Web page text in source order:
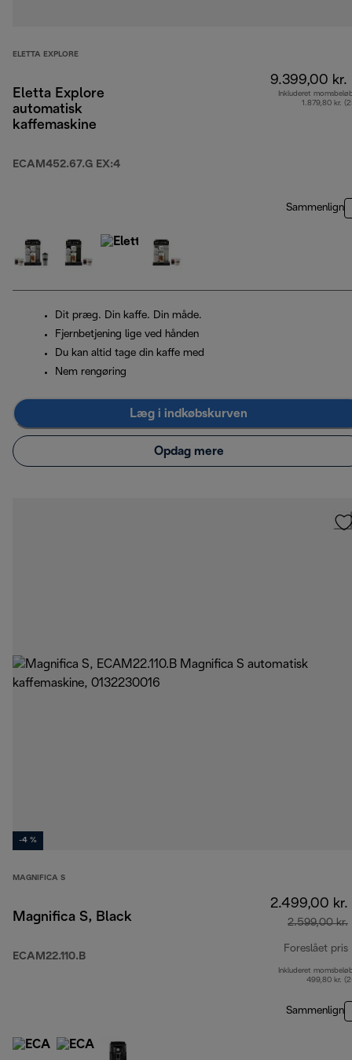
ELETTA EXPLORE
Eletta Explore
automatisk
kaffemaskine
ECAM452.67.G EX:4
9.399,00 kr.
Inkluderet
1.879,80 kr.
Sammenlign
Dit præg. Din kaffe. Din måde.
Fjernbetjening lige ved hånden
Du kan altid tage din kaffe med
Nem rengøring
Læg i indkøbskurven
Opdag mere
-4 %
MAGNIFICA S
Magnifica S, Black
ECAM22.110.B
2.499,00 kr.
2.599,00 kr.
Foreslået pris
Inkluderet
499,80 kr.
Sammenlign